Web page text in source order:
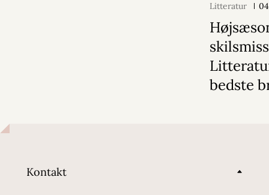
Litteratur
bedste
Kontakt